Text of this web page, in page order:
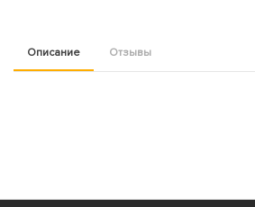
Описание Отзывы